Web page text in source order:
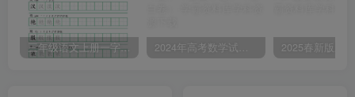
三年级语文上册一字三描红写字表字帖 2024年高考数学试卷（文）（全国甲卷）（空白卷）